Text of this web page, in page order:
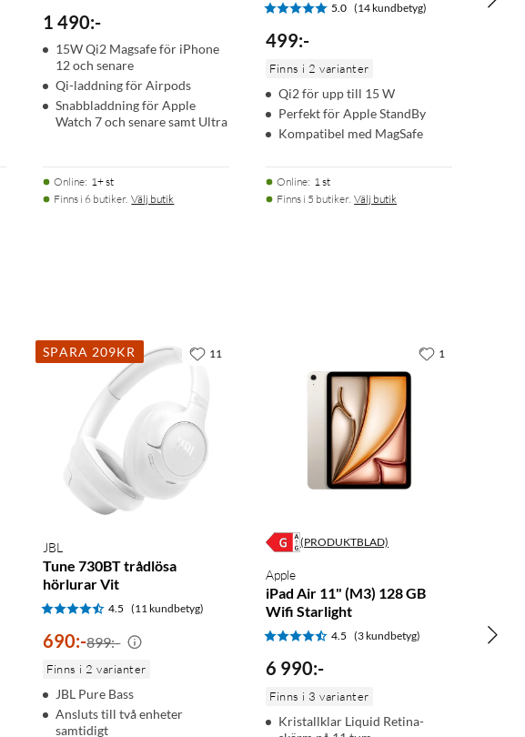
1 490:-
15W Qi2 Magsafe för iPhone
12 och senare
Qi-laddning för Airpods
Snabbladdning för Apple
Watch 7 och senare samt Ultra
Online: 1+ st
Finns i 6 butiker. Välj butik
5.0 (14 kundbetyg)
499:-
Finns i 2 varianter
Qi2 för upp till 15 W
Perfekt för Apple StandBy
Kompatibel med MagSafe
Online: 1 st
Finns i 5 butiker. Välj butik
SPARA 209KR
JBL
Tune 730BT trådlösa
hörlurar Vit
4.5 (11 kundbetyg)
690:-899:-
Finns i 2 varianter
JBL Pure Bass
Ansluts till två enheter
samtidigt
11
(PRODUKTBLAD)
Apple
iPad Air 11" (M3) 128 GB
Wifi Starlight
4.5 (3 kundbetyg)
6 990:-
Finns i 3 varianter
Kristallklar Liquid Retina-
1